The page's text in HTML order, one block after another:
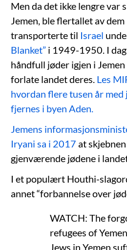
Men da det ikke lengre var
Jemen, ble flertallet av
transporterte til Israel
Blanket” i 1949-1950. I
håndfull jøder igjen i
forlate landet deres. Les
hvordan flere tusen år
fjernes i byen Aden.
Jemens
Iryani sa i 2017 at
gjenværende jødene i
I et populært Houthi-
annet “forbannelse over
WATCH: The
refugees of Yemen.
Jews in Yemen